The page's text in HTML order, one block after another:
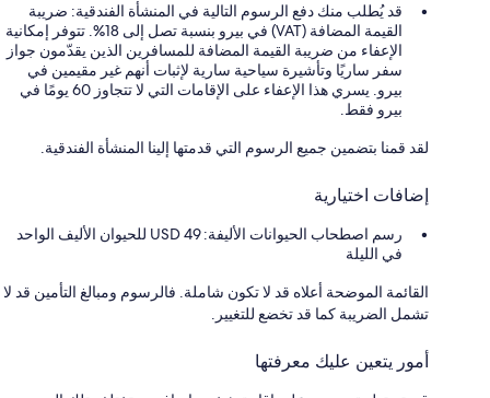
قد يُطلب منك دفع الرسوم التالية في المنشأة الفندقية: ضريبة
القيمة المضافة (VAT) في بيرو بنسبة تصل إلى 18%. تتوفر إمكانية
الإعفاء من ضريبة القيمة المضافة للمسافرين الذين يقدّمون جواز
سفر ساريًا وتأشيرة سياحية سارية لإثبات أنهم غير مقيمين في
بيرو. يسري هذا الإعفاء على الإقامات التي لا تتجاوز 60 يومًا في
بيرو فقط.
لقد قمنا بتضمين جميع الرسوم التي قدمتها إلينا المنشأة الفندقية.
إضافات اختيارية
رسم اصطحاب الحيوانات الأليفة: 49 USD للحيوان الأليف الواحد
في الليلة
القائمة الموضحة أعلاه قد لا تكون شاملة. فالرسوم ومبالغ التأمين قد لا
تشمل الضريبة كما قد تخضع للتغيير.
أمور يتعين عليك معرفتها